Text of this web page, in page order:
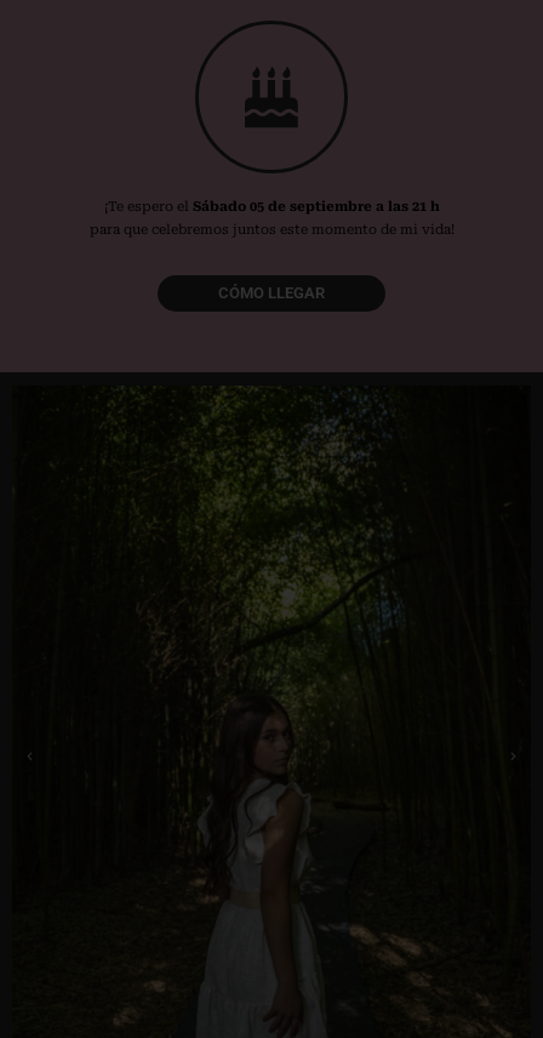
¡Te espero el Sábado 05 de septiembre a las 21 h
para que celebremos juntos este momento de mi vida!
CÓMO LLEGAR